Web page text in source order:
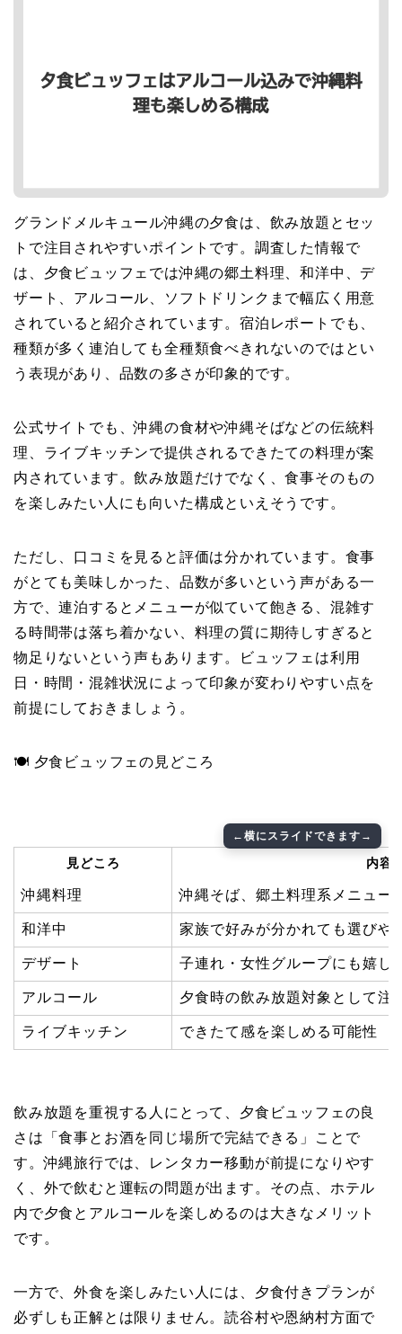
グランドメルキュール沖縄の夕食は、飲み放題とセッ
トで注目されやすいポイントです。調査した情報で
は、夕食ビュッフェでは沖縄の郷土料理、和洋中、デ
ザート、アルコール、ソフトドリンクまで幅広く用意
されていると紹介されています。宿泊レポートでも、
種類が多く連泊しても全種類食べきれないのではとい
う表現があり、品数の多さが印象的です。
公式サイトでも、沖縄の食材や沖縄そばなどの伝統料
理、ライブキッチンで提供されるできたての料理が案
内されています。飲み放題だけでなく、食事そのもの
を楽しみたい人にも向いた構成といえそうです。
ただし、口コミを見ると評価は分かれています。食事
がとても美味しかった、品数が多いという声がある一
方で、連泊するとメニューが似ていて飽きる、混雑す
る時間帯は落ち着かない、料理の質に期待しすぎると
物足りないという声もあります。ビュッフェは利用
日・時間・混雑状況によって印象が変わりやすい点を
前提にしておきましょう。
🍽 夕食ビュッフェの見どころ
見どころ 内容
沖縄料理 沖縄そば、郷土料理系メニュー
和洋中 家族で好みが分かれても選びや
デザート 子連れ・女性グループにも嬉し
アルコール 夕食時の飲み放題対象として注
ライブキッチン できたて感を楽しめる可能性
飲み放題を重視する人にとって、夕食ビュッフェの良
さは「食事とお酒を同じ場所で完結できる」ことで
す。沖縄旅行では、レンタカー移動が前提になりやす
く、外で飲むと運転の問題が出ます。その点、ホテル
内で夕食とアルコールを楽しめるのは大きなメリット
です。
一方で、外食を楽しみたい人には、夕食付きプランが
必ずしも正解とは限りません。読谷村や恩納村方面で